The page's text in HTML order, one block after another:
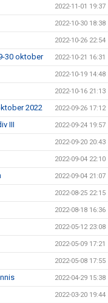
2022-11-01 19:37
2022-10-30 18:38
2022-10-26 22:54
30 oktober 2022-10-21 16:31
2022-10-19 14:48
2022-10-16 21:13
2022 2022-09-26 17:12
III 2022-09-24 19:57
2022-09-20 20:43
2022-09-04 22:10
2022-09-04 21:07
2022-08-25 22:15
2022-08-18 16:36
2022-05-12 23:08
2022-05-09 17:21
2022-05-08 17:55
2022-04-29 15:38
2022-03-20 19:44